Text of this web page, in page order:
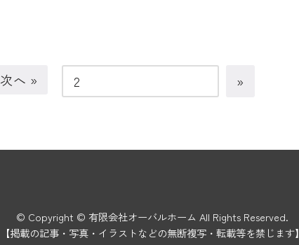
次へ »
© Copyright © 有限会社オーバルホーム All Rights Reserved.
【掲載の記事・写真・イラストなどの無断複写・転載等を禁じます】